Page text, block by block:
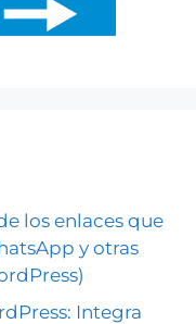
los enlaces que
y otras
Integra